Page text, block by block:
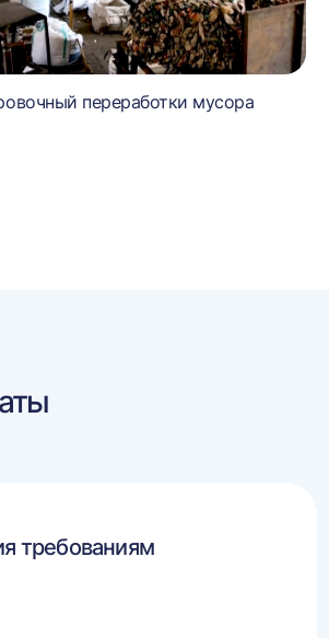
переработки мусора
требованиям